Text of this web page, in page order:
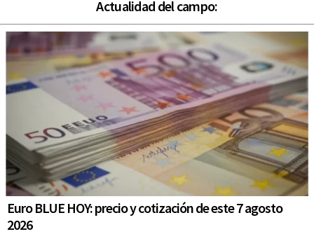
Actualidad del campo:
Euro BLUE HOY: precio y cotización de este 7 agosto
2026